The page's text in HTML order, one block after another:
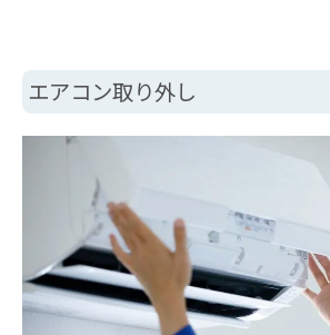
エアコン取り外し